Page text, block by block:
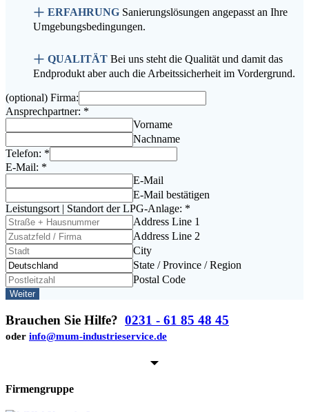
+ ERFAHRUNG Sanie­rungs­lö­sun­gen ange­passt an Ihre
Umgebungsbedingungen.
+ QUALITÄT Bei uns steht die Qua­li­tät und damit das
End­pro­dukt aber auch die Arbeits­si­cher­heit im Vordergrund.
(optio­nal) Firma:
Ansprech­part­ner: *
Vor­na­me
Nach­na­me
Tele­fon: *
E‑Mail: *
E‑Mail
E‑Mail bestä­ti­gen
Leis­tungs­ort | Stand­ort der LPG-Anla­ge: *
Address Line 1
Address Line 2
City
Sta­te / Pro­vin­ce / Region
Pos­tal Code
Weiter
Brauchen Sie Hilfe? 0231 - 61 85 48 45
oder info@mum-industrieservice.de
Firmengruppe